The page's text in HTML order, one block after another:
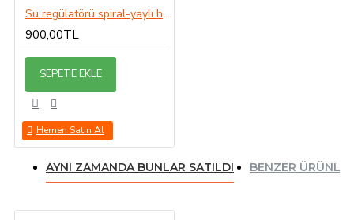
Su regülatörü spiral-yaylı hortumu
900,00TL
SEPETE EKLE
Hemen Satın Al
AYNI ZAMANDA BUNLAR SATILDI BENZER